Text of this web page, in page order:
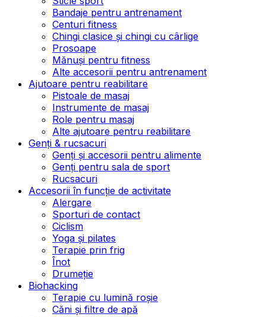
Bandaje pentru antrenament
Centuri fitness
Chingi clasice și chingi cu cârlige
Prosoape
Mănuși pentru fitness
Alte accesorii pentru antrenament
Ajutoare pentru reabilitare
Pistoale de masaj
Instrumente de masaj
Role pentru masaj
Alte ajutoare pentru reabilitare
Genți & rucsacuri
Genți și accesorii pentru alimente
Genți pentru sala de sport
Rucsacuri
Accesorii în funcție de activitate
Alergare
Sporturi de contact
Ciclism
Yoga și pilates
Terapie prin frig
Înot
Drumeție
Biohacking
Terapie cu lumină roșie
Căni și filtre de apă